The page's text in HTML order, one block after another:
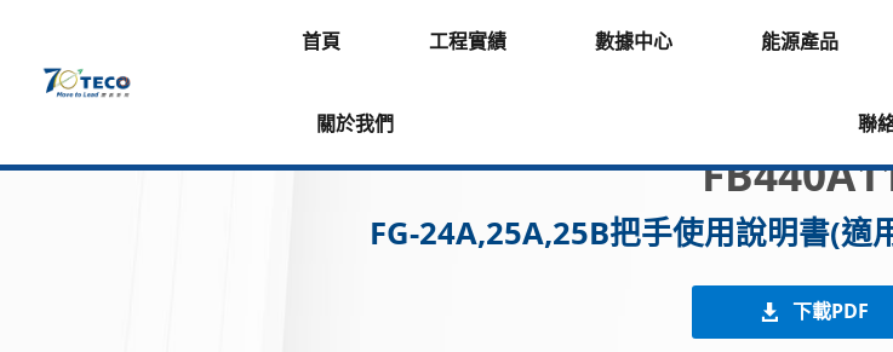
首頁 工程實績 數據中心 能源產品
關於我們 聯
FG-24A,25A,25B把手使用說明書(適
下載PDF